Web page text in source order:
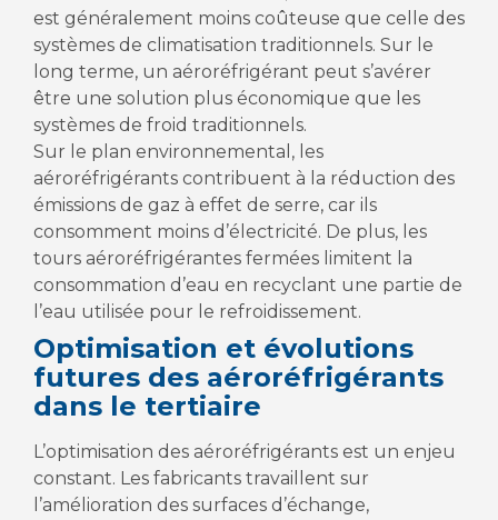
est généralement moins coûteuse que celle des
systèmes de climatisation traditionnels. Sur le
long terme, un aéroréfrigérant peut s’avérer
être une solution plus économique que les
systèmes de froid traditionnels.
Sur le plan environnemental, les
aéroréfrigérants contribuent à la réduction des
émissions de gaz à effet de serre, car ils
consomment moins d’électricité. De plus, les
tours aéroréfrigérantes fermées limitent la
consommation d’eau en recyclant une partie de
l’eau utilisée pour le refroidissement.
Optimisation et évolutions
futures des aéroréfrigérants
dans le tertiaire
L’optimisation des aéroréfrigérants est un enjeu
constant. Les fabricants travaillent sur
l’amélioration des surfaces d’échange,